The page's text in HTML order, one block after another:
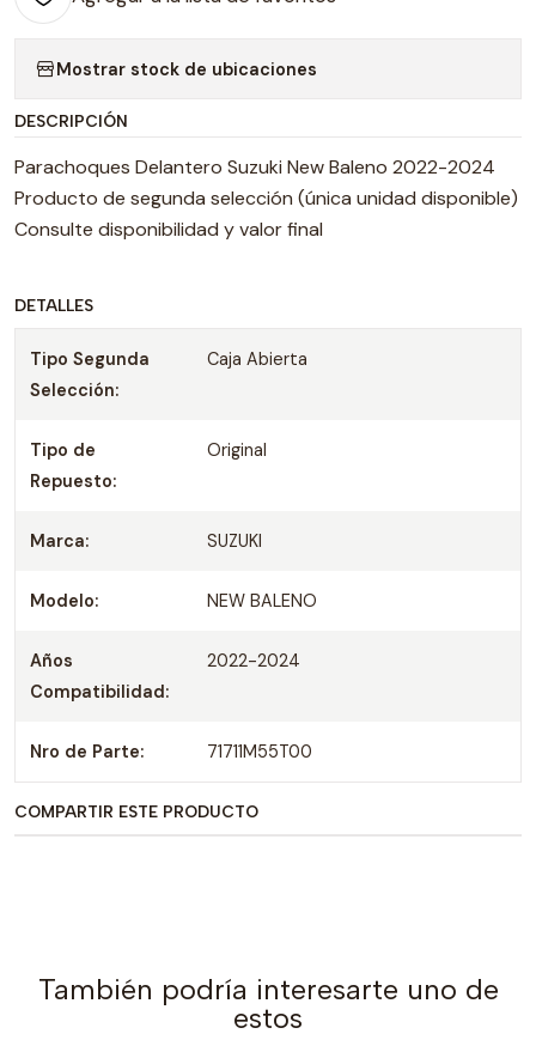
Mostrar stock de ubicaciones
DESCRIPCIÓN
Parachoques Delantero Suzuki New Baleno 2022-2024
Producto de segunda selección (única unidad disponible)
Consulte disponibilidad y valor final
DETALLES
Tipo Segunda
Selección:
Caja Abierta
Tipo de
Repuesto:
Original
Marca: SUZUKI
Modelo: NEW BALENO
Años
Compatibilidad:
2022-2024
Nro de Parte: 71711M55T00
COMPARTIR ESTE PRODUCTO
También podría interesarte uno de
estos